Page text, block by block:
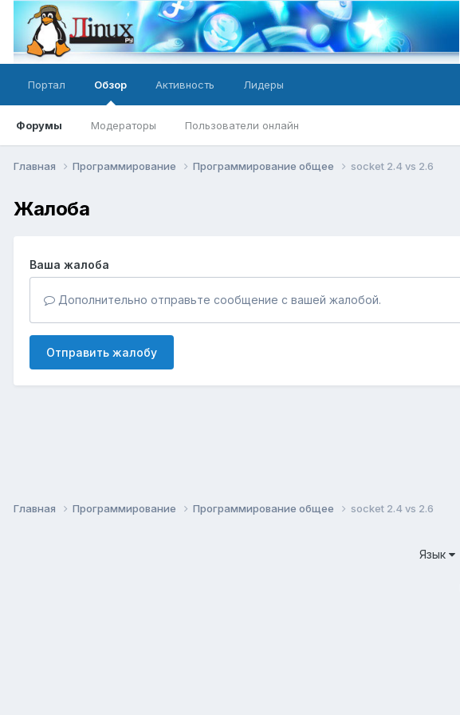
Портал Обзор
Форумы Модераторы Пользователи онлайн
Активность Лидеры
Главная Программирование Программирование общее socket 2.4 vs 2.6
Жалоба
Ваша жалоба
Дополнительно отправьте сообщение с вашей жалобой.
Отправить жалобу
Главная Программирование Программирование общее socket 2.4 vs 2.6
Язык